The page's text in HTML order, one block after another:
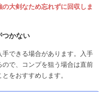
の大剣なため忘れずに回収しま
つかない
できる場合があります。入手
で、コンプを狙う場合は直前
をおすすめします。